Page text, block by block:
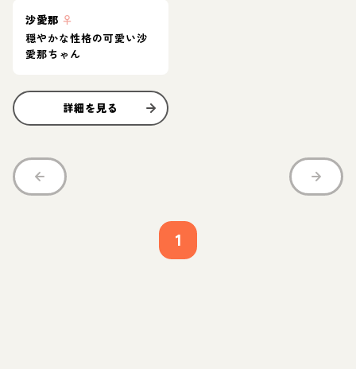
沙愛那 ♀
穏やかな性格の可愛い沙
愛那ちゃん
詳細を見る
1